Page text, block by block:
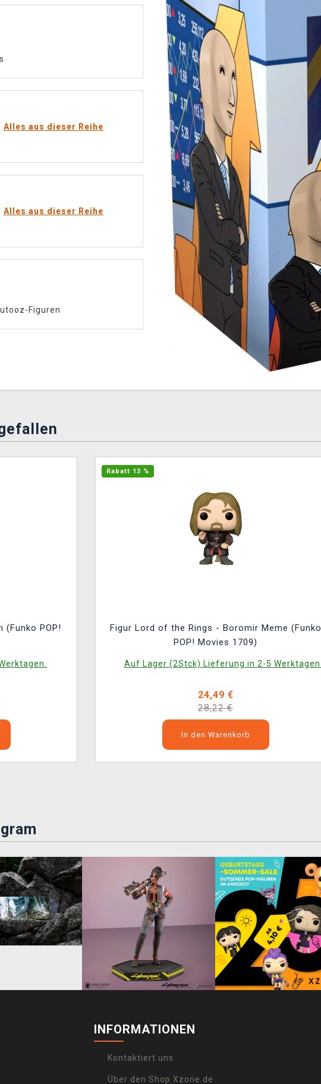
Alles aus dieser Reihe
Alles aus dieser Reihe
Figuren
(Funko POP!
Rabatt 13 %
Figur Lord of the Rings - Boromir Meme (Funko
POP! Movies 1709)
Auf Lager (2Stck) Lieferung in 2-5 Werktagen.
24,49 €
28,22 €
In den Warenkorb
INFORMATIONEN
Kontaktiert uns
Über den Shop Xzone.de